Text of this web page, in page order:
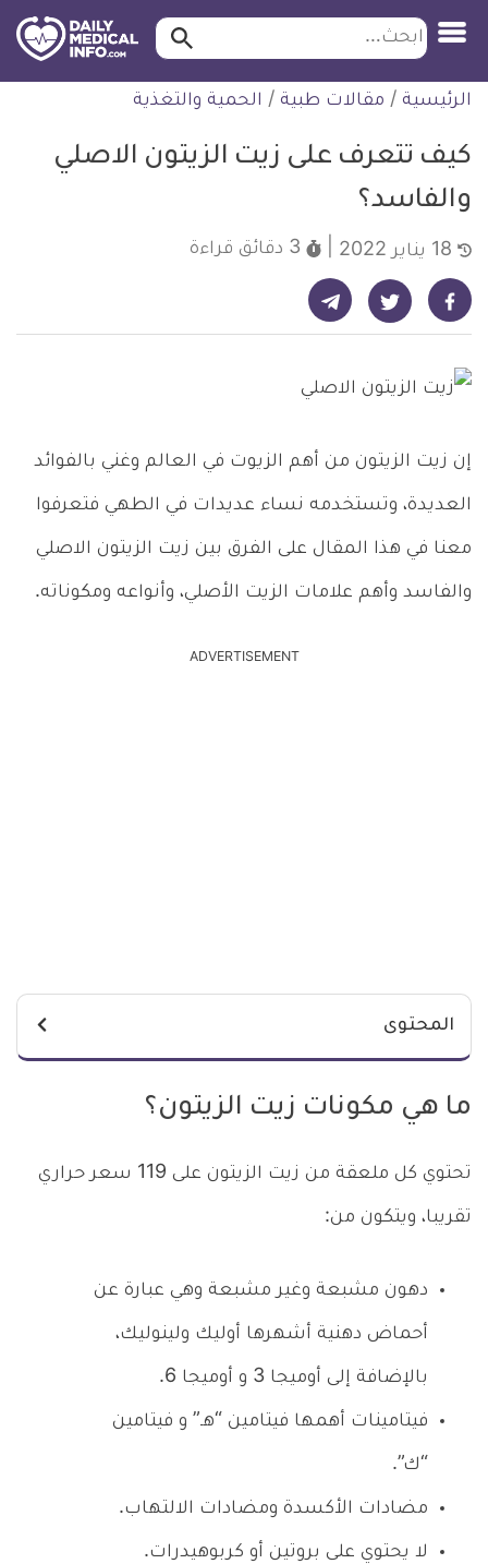
التخطي
للمحتوى
طبية
ابحث ابحث…
الرئيسية / مقالات طبية / الحمية والتغذية
كيف تتعرف على زيت الزيتون الاصلي
والفاسد؟
3 دقائق قراءة
شارك على فيسبوك - ديلي ميديكال انفو شارك على تويتر - ديلي ميديكال انفو شارك على تيليجرام - ديلي ميديكال انفو
إن زيت الزيتون من أهم الزيوت في العالم وغني بالفوائد
العديدة، وتستخدمه نساء عديدات في الطهي فتعرفوا
معنا في هذا المقال على الفرق بين زيت الزيتون الاصلي
والفاسد وأهم علامات الزيت الأصلي، وأنواعه ومكوناته.
ADVERTISEMENT
المحتوى
ما هي مكونات زيت الزيتون؟
تحتوي كل ملعقة من زيت الزيتون على 119 سعر حراري
تقريبا، ويتكون من:
دهون مشبعة وغير مشبعة وهي عبارة عن
أحماض دهنية أشهرها أوليك ولينوليك،
بالإضافة إلى أوميجا 3 و أوميجا 6.
فيتامينات أهمها فيتامين “هـ” و فيتامين
“ك”.
مضادات الأكسدة ومضادات الالتهاب.
لا يحتوي على بروتين أو كربوهيدرات.